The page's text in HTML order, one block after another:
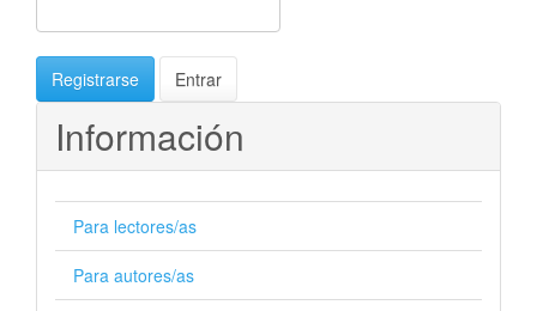
Registrarse Entrar
Información
Para lectores/as
Para autores/as